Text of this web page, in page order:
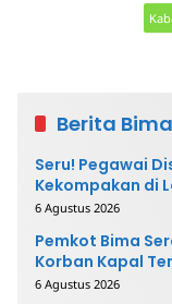
Berita
Seru! Pegawai
Kekompakan di
6 Agustus 2026
Pemkot Bima
Korban Kapal
6 Agustus 2026